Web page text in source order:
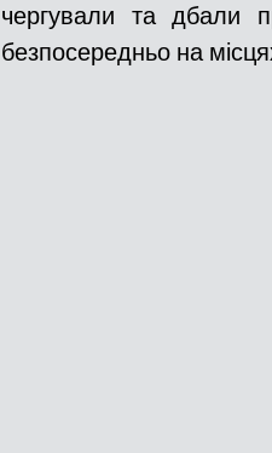
Громадське
чергували та дбали
безпосередньо на